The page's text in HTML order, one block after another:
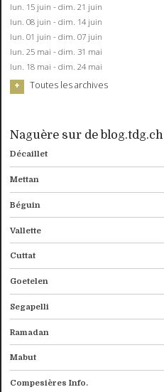
lun. 15 juin - dim. 21 juin
lun. 08 juin - dim. 14 juin
lun. 01 juin - dim. 07 juin
lun. 25 mai - dim. 31 mai
lun. 18 mai - dim. 24 mai
Toutes les archives
Naguère sur de blog.tdg.ch
Décaillet
Mettan
Béguin
Vallette
Cuttat
Goetelen
Segapelli
Ramadan
Mabut
Compesières Info.